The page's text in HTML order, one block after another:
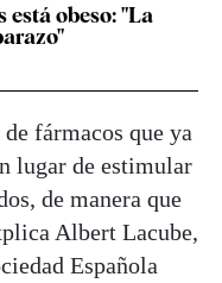
está obeso: "La
fármacos que ya
lugar de estimular
de manera que
Albert Lacube,
Española